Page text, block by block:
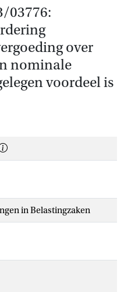
03776:
over
nominale
voordeel is
in Belastingzaken